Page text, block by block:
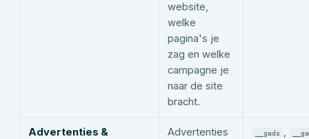
website,
welke
pagina's je
zag en welke
campagne je
naar de site
bracht.
Advertenties &
Advertenties
__gads ,